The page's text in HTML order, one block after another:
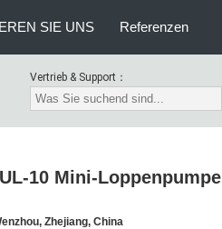
SIE UNS Referenzen
Vertrieb & Support：
10 Mini-Loppenpumpe
Zhejiang, China